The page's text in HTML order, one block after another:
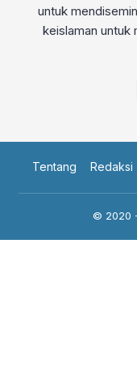
untuk
keislaman untuk
Tentang Redaksi
© 2020